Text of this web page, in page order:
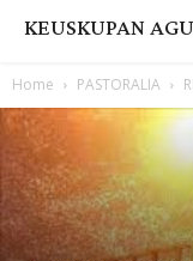
KEUSKUPAN
Home PASTORALIA